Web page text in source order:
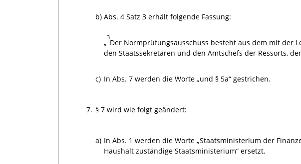
b) Abs. 4 Satz 3 erhält folgende Fassung:
„
3
Der Normprüfungsausschuss besteht aus dem mit der
den Staatssekretären und den Amtschefs der Ressorts,
c) In Abs. 7 werden die Worte „und § 5a“ gestrichen.
7. § 7 wird wie folgt geändert:
a) In Abs. 1 werden die Worte „Staatsministerium der
Haushalt zuständige Staatsministerium“ ersetzt.